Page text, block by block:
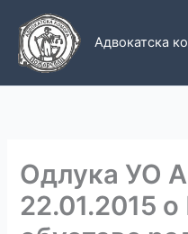
садржај
Адвокатска
Одлука УО
22.01.2015